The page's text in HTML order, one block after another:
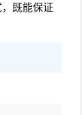
既能保证